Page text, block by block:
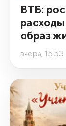
ВТБ:
образ
вчера, 15:53